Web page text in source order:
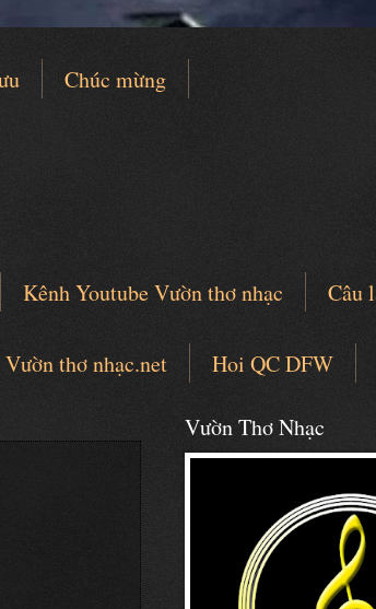
Chúc mừng
Kênh Youtube Vườn thơ nhạc
Câu
Vườn thơ nhạc.net Hoi QC DFW
Vườn Thơ Nhạc